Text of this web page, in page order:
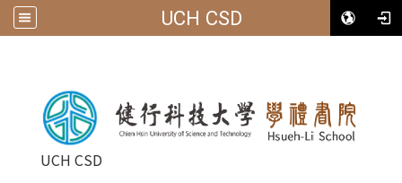
UCH CSD
UCH CSD